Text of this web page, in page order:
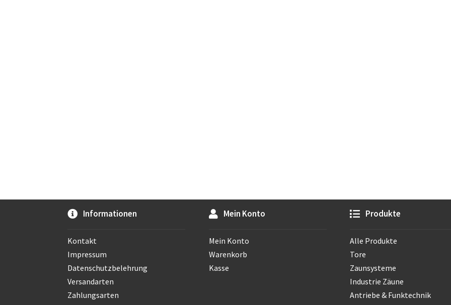
Informationen
Kontakt
Impressum
Datenschutzbelehrung
Versandarten
Zahlungsarten
Mein Konto
Mein Konto
Warenkorb
Kasse
Produkte
Alle Produkte
Tore
Zaunsysteme
Industrie Zäune
Antriebe & Funktechnik